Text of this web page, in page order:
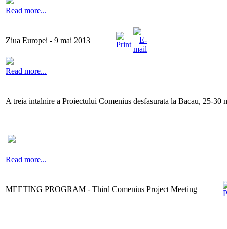
Read more...
Ziua Europei - 9 mai 2013
Read more...
A treia intalnire a Proiectului Comenius desfasurata la Bacau, 25-30
Read more...
MEETING PROGRAM - Third Comenius Project Meeting